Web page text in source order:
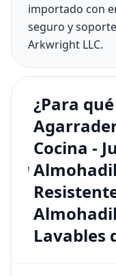
importado con
seguro y
Arkwright LLC.
¿Para
Cocina -
Lavables